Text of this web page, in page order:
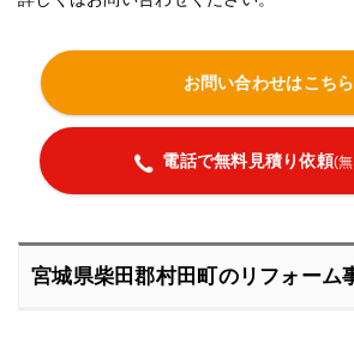
お問い合わせはこちら
電話で無料見積り依頼(
宮城県柴田郡村田町のリフォーム